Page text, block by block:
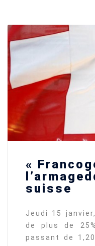
«
suisse
Jeudi 15
de plus de
passant de